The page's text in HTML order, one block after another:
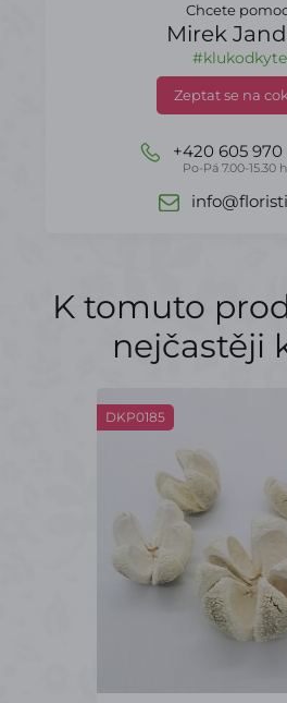
Chcete
Mirek
Zeptat se na
+420 605 970
Po-Pá 7.00-15.30
K tomuto
nejčastěji
DKP0185